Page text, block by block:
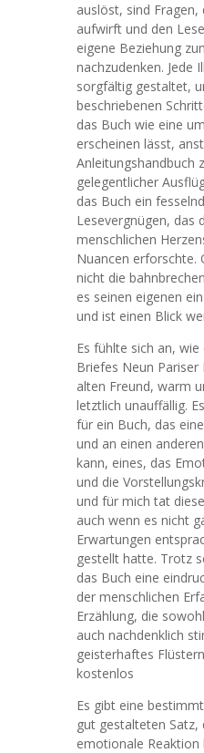
auslöst, sind Fragen,
aufwirft und den
eigene Beziehung
nachzudenken. Jede
sorgfältig gestaltet,
beschriebenen
das Buch wie eine
erscheinen lässt,
Anleitungshandbuch
gelegentlicher
das Buch ein
Lesevergnügen, das
menschlichen
Nuancen erforschte.
nicht die
es seinen eigenen
und ist einen Blick
Es fühlte sich an,
Briefes Neun
alten Freund, warm
letztlich unauffällig.
für ein Buch, das
und an einen
kann, eines, das
und die
und für mich tat
auch wenn es nicht
Erwartungen
gestellt hatte. Trotz
das Buch eine
der menschlichen
Erzählung, die
auch nachdenklich
geisterhaftes
kostenlos
Es gibt eine
gut gestalteten Satz,
emotionale